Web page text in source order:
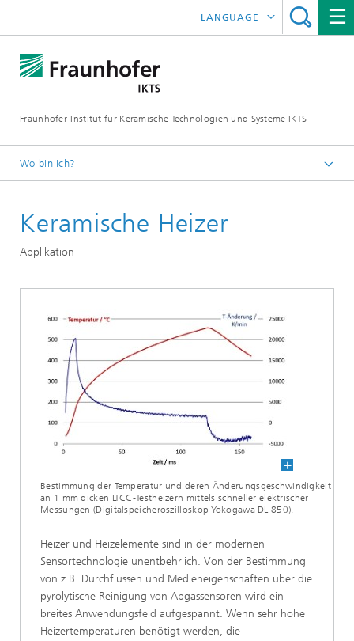
Fraunhofer-Institut für Keramische Technologien und Systeme IKTS
LANGUAGE
ČESKÝ
Wo bin ich?
Abteilungen
Mikrosysteme, LTCC und HTCC
Keramische Heizer
Applikation
Bestimmung der Temperatur und deren Änderungsgeschwindigkeit
an 1 mm dicken LTCC-Testheizern mittels schneller elektrischer
Messungen (Digitalspeicheroszilloskop Yokogawa DL 850).
Heizer und Heizelemente sind in der modernen
Sensortechnologie unentbehrlich. Von der Bestimmung
von z.B. Durchflüssen und Medieneigenschaften über die
pyrolytische Reinigung von Abgassensoren wird ein
breites Anwendungsfeld aufgespannt. Wenn sehr hohe
Heizertemperaturen benötigt werden, die